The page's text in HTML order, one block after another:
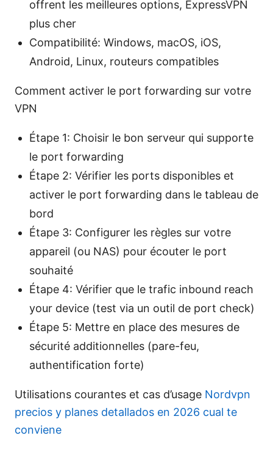
offrent les meilleures options, ExpressVPN
plus cher
Compatibilité: Windows, macOS, iOS,
Android, Linux, routeurs compatibles
Comment activer le port forwarding sur votre
VPN
Étape 1: Choisir le bon serveur qui supporte
le port forwarding
Étape 2: Vérifier les ports disponibles et
activer le port forwarding dans le tableau de
bord
Étape 3: Configurer les règles sur votre
appareil (ou NAS) pour écouter le port
souhaité
Étape 4: Vérifier que le trafic inbound reach
your device (test via un outil de port check)
Étape 5: Mettre en place des mesures de
sécurité additionnelles (pare-feu,
authentification forte)
Utilisations courantes et cas d’usage Nordvpn
precios y planes detallados en 2026 cual te
conviene